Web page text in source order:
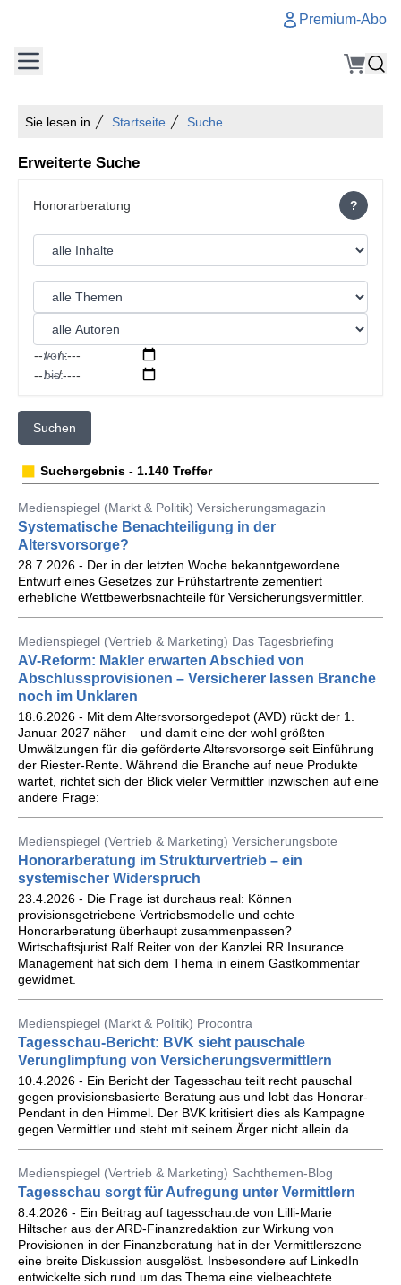
Premium-Abo
Sie lesen in Startseite Suche
Erweiterte Suche
?
von:
bis:
Suchen
Suchergebnis - 1.140 Treffer
Medienspiegel (Markt & Politik) Versicherungsmagazin
Systematische Benachteiligung in der
Altersvorsorge?
28.7.2026 - Der in der letzten Woche bekanntgewordene
Entwurf eines Gesetzes zur Frühstartrente zementiert
erhebliche Wettbewerbsnachteile für Versicherungsvermittler.
Medienspiegel (Vertrieb & Marketing) Das Tagesbriefing
AV-Reform: Makler erwarten Abschied von
Abschlussprovisionen – Versicherer lassen Branche
noch im Unklaren
18.6.2026 - Mit dem Altersvorsorgedepot (AVD) rückt der 1.
Januar 2027 näher – und damit eine der wohl größten
Umwälzungen für die geförderte Altersvorsorge seit Einführung
der Riester-Rente. Während die Branche auf neue Produkte
wartet, richtet sich der Blick vieler Vermittler inzwischen auf eine
andere Frage:
Medienspiegel (Vertrieb & Marketing) Versicherungsbote
Honorarberatung im Strukturvertrieb – ein
systemischer Widerspruch
23.4.2026 - Die Frage ist durchaus real: Können
provisionsgetriebene Vertriebsmodelle und echte
Honorarberatung überhaupt zusammenpassen?
Wirtschaftsjurist Ralf Reiter von der Kanzlei RR Insurance
Management hat sich dem Thema in einem Gastkommentar
gewidmet.
Medienspiegel (Markt & Politik) Procontra
Tagesschau-Bericht: BVK sieht pauschale
Verunglimpfung von Versicherungsvermittlern
10.4.2026 - Ein Bericht der Tagesschau teilt recht pauschal
gegen provisionsbasierte Beratung aus und lobt das Honorar-
Pendant in den Himmel. Der BVK kritisiert dies als Kampagne
gegen Vermittler und steht mit seinem Ärger nicht allein da.
Medienspiegel (Vertrieb & Marketing) Sachthemen-Blog
Tagesschau sorgt für Aufregung unter Vermittlern
8.4.2026 - Ein Beitrag auf tagesschau.de von Lilli-Marie
Hiltscher aus der ARD-Finanzredaktion zur Wirkung von
Provisionen in der Finanzberatung hat in der Vermittlerszene
eine breite Diskussion ausgelöst. Insbesondere auf LinkedIn
entwickelte sich rund um das Thema eine vielbeachtete